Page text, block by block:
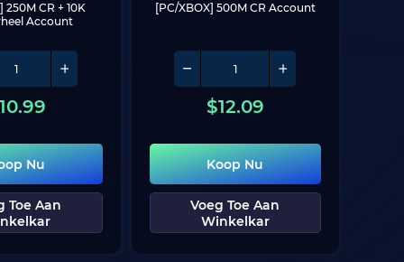
250M CR + 10K
Account
Nu
Toe Aan
[PC/XBOX] 500M CR Account
$12.09
Koop Nu
Voeg Toe Aan
Winkelkar